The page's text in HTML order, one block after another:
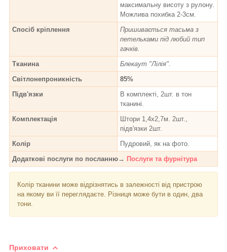
максимальну висоту з рулону.
Можлива похибка 2-3см.
Спосіб кріплення
Пришивається тасьма з
петельками під любий тип
гачків.
Тканина
Блекаут "Лілія".
Світлонепроникність
85%
Підв'язки
В комплекті, 2шт. в тон
тканині.
Комплектація
Штори 1,4х2,7м. 2шт.,
підв'язки 2шт.
Колір
Пудровий, як на фото.
Додаткові послуги по посланню→ Послуги та фурнітура
Колір тканини може відрізнятись в залежності від пристрою
на якому ви її переглядаєте. Різниця може бути в один, два
тони.
Приховати